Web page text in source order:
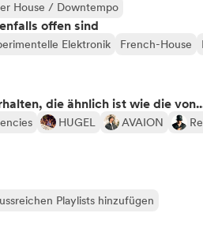
House / Downtempo
offen sind
Elektronik French-House
die ähnlich ist wie die
HUGEL AVAION
Playlists hinzufügen